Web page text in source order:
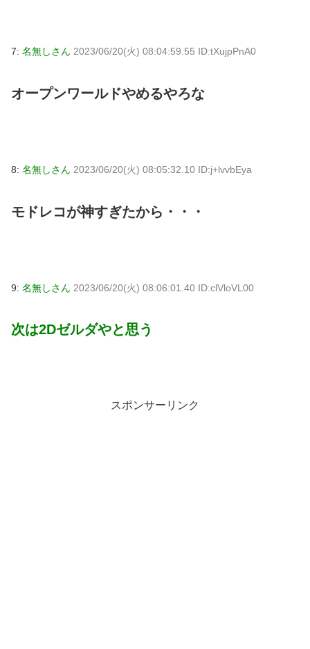
7: 名無しさん 2023/06/20(火) 08:04:59.55 ID:tXujpPnA0
オープンワールドやめるやろな
8: 名無しさん 2023/06/20(火) 08:05:32.10 ID:j+lvvbEya
モドレコが神すぎたから・・・
9: 名無しさん 2023/06/20(火) 08:06:01.40 ID:clVloVL00
次は2Dゼルダやと思う
スポンサーリンク